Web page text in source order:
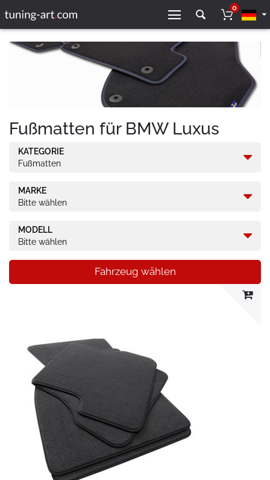
0
Fußmatten für BMW Luxus
KATEGORIE
Fußmatten
MARKE
Bitte wählen
MODELL
Bitte wählen
Fahrzeug wählen